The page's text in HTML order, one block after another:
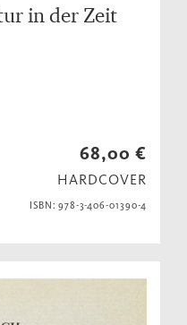
in der Zeit
68,00 €
HARDCOVER
ISBN: 978-3-406-01390-4